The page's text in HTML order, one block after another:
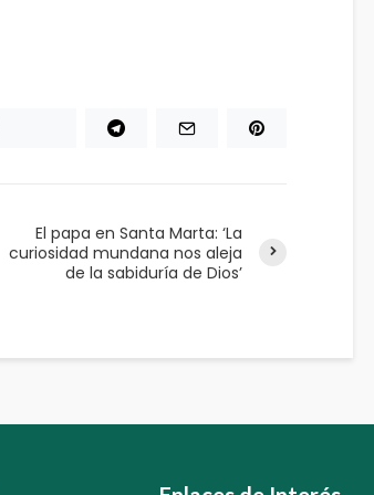
El papa en Santa Marta: ‘La
curiosidad mundana nos aleja
de la sabiduría de Dios’